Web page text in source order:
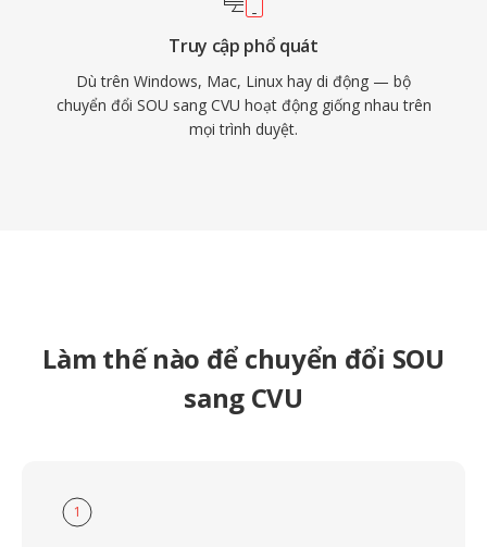
Truy cập phổ quát
Dù trên Windows, Mac, Linux hay di động — bộ
chuyển đổi SOU sang CVU hoạt động giống nhau trên
mọi trình duyệt.
Làm thế nào để chuyển đổi SOU
sang CVU
1